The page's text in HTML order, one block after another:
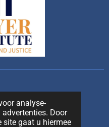
analyse-
Door
site gaat u hiermee